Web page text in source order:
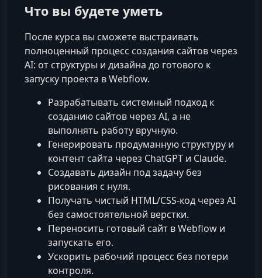
Что вы будете уметь
После курса вы сможете выстраивать
полноценный процесс создания сайтов через
AI: от структуры и дизайна до готового к
запуску проекта в Webflow.
Разрабатывать системный подход к
созданию сайтов через AI, а не
выполнять работу вручную.
Генерировать продуманную структуру и
контент сайта через ChatGPT и Claude.
Создавать дизайн под задачу без
рисования с нуля.
Получать чистый HTML/CSS‑код через AI
без самостоятельной верстки.
Переносить готовый сайт в Webflow и
запускать его.
Ускорить рабочий процесс без потери
контроля.